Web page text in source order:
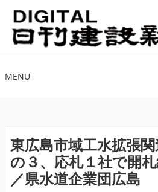
ナ
ビ
ゲ
シ
ス
キ
ッ
プ
コ
ン
テ
ツ
ッ
プ
MENU
東広島市域工水拡張
の３、応札１社で開
／県水道企業団広島